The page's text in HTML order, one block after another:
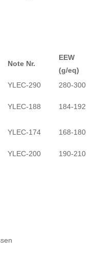
Note Nr.
EEW
(g/eq)
YLEC-290 280-300
YLEC-188 184-192
YLEC-174 168-180
YLEC-200 190-210